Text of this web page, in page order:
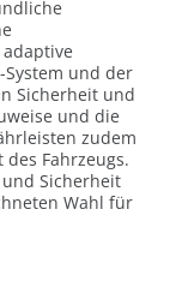
System und der
Sicherheit und
und die
zudem
Fahrzeugs.
Sicherheit
Wahl für